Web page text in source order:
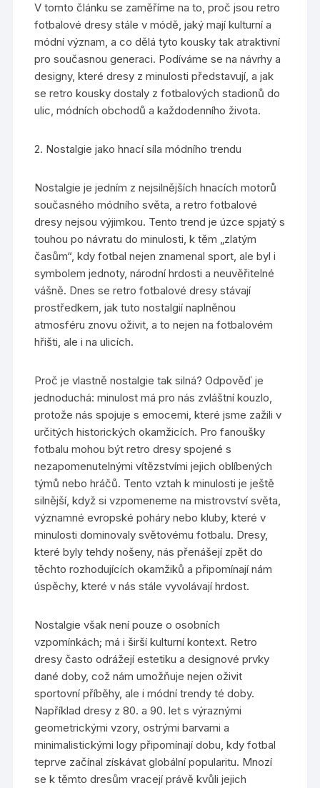
V tomto článku se zaměříme na to, proč jsou retro
fotbalové dresy stále v módě, jaký mají kulturní a
módní význam, a co dělá tyto kousky tak atraktivní
pro současnou generaci. Podíváme se na návrhy a
designy, které dresy z minulosti představují, a jak
se retro kousky dostaly z fotbalových stadionů do
ulic, módních obchodů a každodenního života.
2. Nostalgie jako hnací síla módního trendu
Nostalgie je jedním z nejsilnějších hnacích motorů
současného módního světa, a retro fotbalové
dresy nejsou výjimkou. Tento trend je úzce spjatý s
touhou po návratu do minulosti, k těm „zlatým
časům“, kdy fotbal nejen znamenal sport, ale byl i
symbolem jednoty, národní hrdosti a neuvěřitelné
vášně. Dnes se retro fotbalové dresy stávají
prostředkem, jak tuto nostalgií naplněnou
atmosféru znovu oživit, a to nejen na fotbalovém
hřišti, ale i na ulicích.
Proč je vlastně nostalgie tak silná? Odpověď je
jednoduchá: minulost má pro nás zvláštní kouzlo,
protože nás spojuje s emocemi, které jsme zažili v
určitých historických okamžicích. Pro fanoušky
fotbalu mohou být retro dresy spojené s
nezapomenutelnými vítězstvími jejich oblíbených
týmů nebo hráčů. Tento vztah k minulosti je ještě
silnější, když si vzpomeneme na mistrovství světa,
významné evropské poháry nebo kluby, které v
minulosti dominovaly světovému fotbalu. Dresy,
které byly tehdy nošeny, nás přenášejí zpět do
těchto rozhodujících okamžiků a připomínají nám
úspěchy, které v nás stále vyvolávají hrdost.
Nostalgie však není pouze o osobních
vzpomínkách; má i širší kulturní kontext. Retro
dresy často odrážejí estetiku a designové prvky
dané doby, což nám umožňuje nejen oživit
sportovní příběhy, ale i módní trendy té doby.
Například dresy z 80. a 90. let s výraznými
geometrickými vzory, ostrými barvami a
minimalistickými logy připomínají dobu, kdy fotbal
teprve začínal získávat globální popularitu. Mnozí
se k těmto dresům vracejí právě kvůli jejich